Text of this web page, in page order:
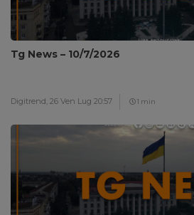
Tg News – 10/7/2026
Digitrend, 26 Ven Lug 20:57 1 min